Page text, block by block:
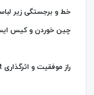
خط و برجستگی زیر
چین خوردن و کیس
راز موفقیت و اثرگذاری slim’n lift در چیست؟